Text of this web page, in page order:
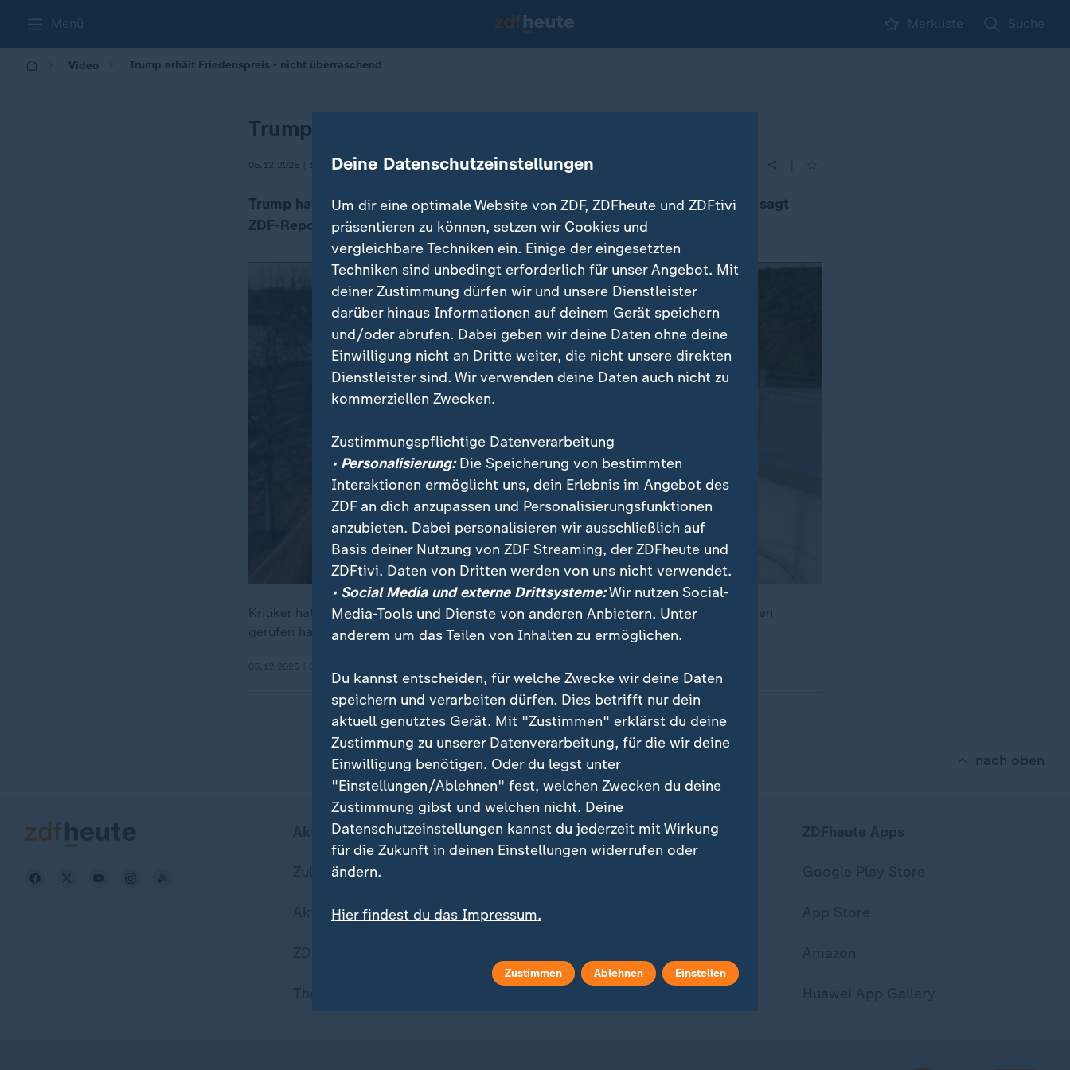
Menü Merkliste Suche
Video Trump erhält Friedenspreis - nicht überraschend
Trump erhält Friedenspreis - nicht überraschend
05.12.2025 | 19:30
Trump hat den FIFA-Friedenspreis erhalten. Das kommt nicht überraschend, sagt
ZDF-Reporterin Katharina Schuster.
Kritiker hatten Infantino unterstellt, dass er die Auszeichnung extra für Trump ins Leben
gerufen habe.
nach oben
Aktuell bei ZDFheute
Zuletzt veröffentlicht
Aktuelle Sendungs-Videos
ZDFheute Update
Deine Datenschutzeinstellungen
Um dir eine optimale Website von ZDF, ZDFheute und ZDFtivi
präsentieren zu können, setzen wir Cookies und
vergleichbare Techniken ein. Einige der eingesetzten
Techniken sind unbedingt erforderlich für unser Angebot. Mit
deiner Zustimmung dürfen wir und unsere Dienstleister
darüber hinaus Informationen auf deinem Gerät speichern
und/oder abrufen. Dabei geben wir deine Daten ohne deine
Einwilligung nicht an Dritte weiter, die nicht unsere direkten
Dienstleister sind. Wir verwenden deine Daten auch nicht zu
kommerziellen Zwecken.
Zustimmungspflichtige Datenverarbeitung
• Personalisierung:Die Speicherung von bestimmten
Interaktionen ermöglicht uns, dein Erlebnis im Angebot des
ZDF an dich anzupassen und Personalisierungsfunktionen
anzubieten. Dabei personalisieren wir ausschließlich auf
Basis deiner Nutzung von ZDF Streaming, der ZDFheute und
ZDFtivi. Daten von Dritten werden von uns nicht verwendet.
• Social Media und externe Drittsysteme:Wir nutzen Social-
Media-Tools und Dienste von anderen Anbietern. Unter
anderem um das Teilen von Inhalten zu ermöglichen.
Du kannst entscheiden, für welche Zwecke wir deine Daten
speichern und verarbeiten dürfen. Dies betrifft nur dein
aktuell genutztes Gerät. Mit "Zustimmen" erklärst du deine
Zustimmung zu unserer Datenverarbeitung, für die wir deine
Einwilligung benötigen. Oder du legst unter
"Einstellungen/Ablehnen" fest, welchen Zwecken du deine
Zustimmung gibst und welchen nicht. Deine
Datenschutzeinstellungen kannst du jederzeit mit Wirkung
für die Zukunft in deinen Einstellungen widerrufen oder
ändern.
Hier findest du das Impressum.
Zustimmen Ablehnen Einstellen